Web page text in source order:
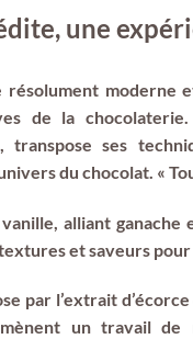
une
résolument moderne
de la
transpose ses
du chocolat. «
vanille, alliant
et saveurs
par l’extrait
un travail de